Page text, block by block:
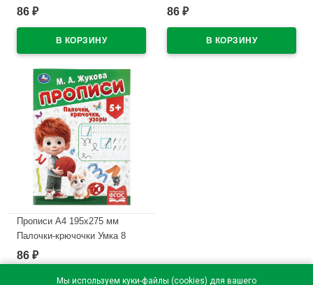
Мы используем куки-файлы (cookies) для вашего
5-506-11504-5
86 ₽
листов арт.978-5-506-11502-1
86 ₽
Прописи А4 195х275 мм
Палочки-крючочки Умка 8
листов арт.978-5-506-11503-8
В наличии
86 ₽